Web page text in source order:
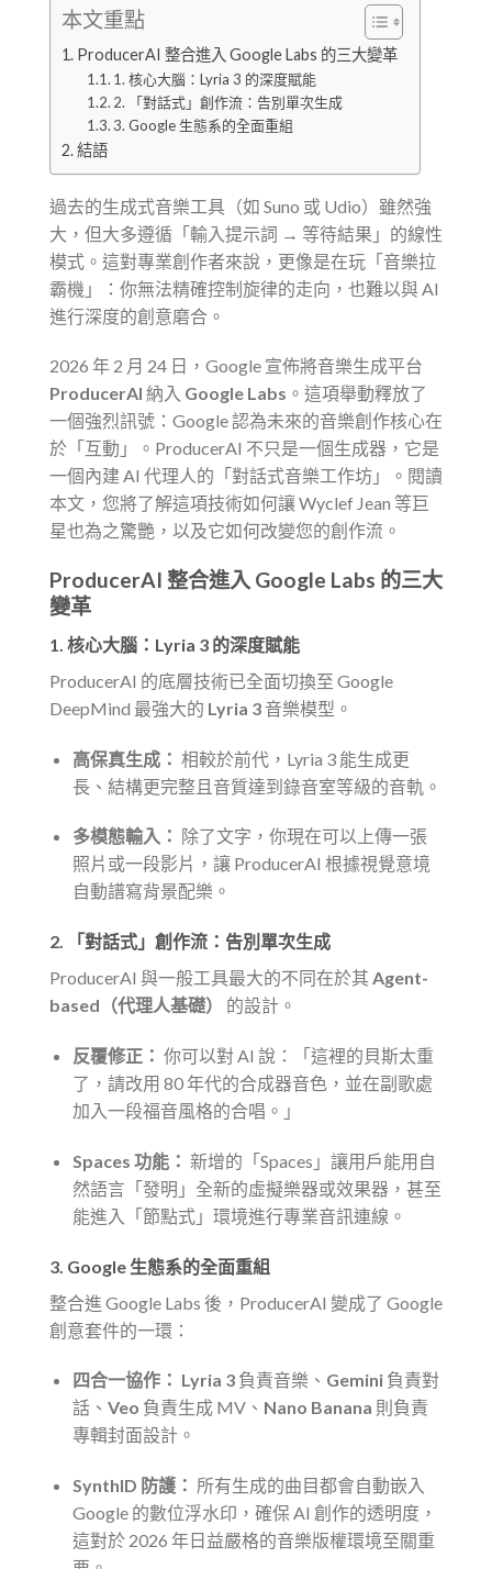
本文重點
ProducerAI 整合進入 Google Labs 的三大變革
1. 核心大腦：Lyria 3 的深度賦能
2. 「對話式」創作流：告別單次生成
3. Google 生態系的全面重組
結語
過去的生成式音樂工具（如 Suno 或 Udio）雖然強
大，但大多遵循「輸入提示詞 → 等待結果」的線性
模式。這對專業創作者來說，更像是在玩「音樂拉
霸機」：你無法精確控制旋律的走向，也難以與 AI
進行深度的創意磨合。
2026 年 2 月 24 日，Google 宣佈將音樂生成平台
ProducerAI 納入 Google Labs 。這項舉動釋放了
一個強烈訊號：Google 認為未來的音樂創作核心在
於「互動」。ProducerAI 不只是一個生成器，它是
一個內建 AI 代理人的「對話式音樂工作坊」。閱讀
本文，您將了解這項技術如何讓 Wyclef Jean 等巨
星也為之驚艷，以及它如何改變您的創作流。
ProducerAI 整合進入 Google Labs 的三大
變革
1. 核心大腦：Lyria 3 的深度賦能
ProducerAI 的底層技術已全面切換至 Google
DeepMind 最強大的 Lyria 3 音樂模型。
高保真生成： 相較於前代，Lyria 3 能生成更
長、結構更完整且音質達到錄音室等級的音軌。
多模態輸入： 除了文字，你現在可以上傳一張
照片或一段影片，讓 ProducerAI 根據視覺意境
自動譜寫背景配樂。
2. 「對話式」創作流：告別單次生成
ProducerAI 與一般工具最大的不同在於其 Agent-
based（代理人基礎）
的設計。
反覆修正： 你可以對 AI 說：「這裡的貝斯太重
了，請改用 80 年代的合成器音色，並在副歌處
加入一段福音風格的合唱。」
Spaces 功能： 新增的「Spaces」讓用戶能用自
然語言「發明」全新的虛擬樂器或效果器，甚至
能進入「節點式」環境進行專業音訊連線。
3. Google 生態系的全面重組
整合進 Google Labs 後，ProducerAI 變成了 Google
創意套件的一環：
四合一協作： Lyria 3負責音樂、 Gemini負責對
話、 Veo 負責生成 MV、 Nano Banana 則負責
專輯封面設計。
SynthID 防護： 所有生成的曲目都會自動嵌入
Google 的數位浮水印，確保 AI 創作的透明度，
這對於 2026 年日益嚴格的音樂版權環境至關重